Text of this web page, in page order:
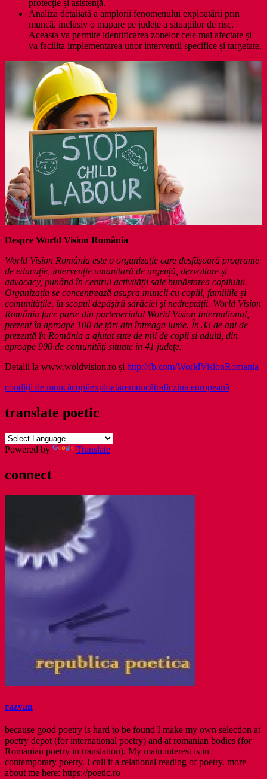
protecţie și asistenţă.
Analiza detaliată a amplorii fenomenului exploatării prin
muncă, inclusiv o mapare pe județe a situațiilor de risc.
Aceasta va permite identificarea zonelor cele mai afectate și
va facilita implementarea unor intervenții specifice și targetate.
Despre World Vision România
World Vision România este o organizație care desfășoară programe
de educație, intervenție umanitară de urgență, dezvoltare și
advocacy, punând în centrul activității sale bunăstarea copilului.
Organizația se concentrează asupra muncii cu copiii, familiile și
comunitățile, în scopul depășirii sărăciei și nedreptății. World Vision
România face parte din parteneriatul World Vision International,
prezent în aproape 100 de țări din întreaga lume. În 33 de ani de
prezență în România a ajutat sute de mii de copii și adulți, din
aproape 900 de comunități situate în 41 județe.
Detalii la www.woldvision.ro și http://fb.com/WorldVisionRomania
condiții de muncăcopiiexploataremuncătraficziua europeană
translate poetic
Powered by Translate
connect
razvan
because good poetry is hard to be found I make my own selection at
poetry depot (for international poetry) and at romanian bodies (for
Romanian poetry in translation). My main interest is in
contemporary poetry. I call it a relational reading of poetry. more
about me here: https://poetic.ro